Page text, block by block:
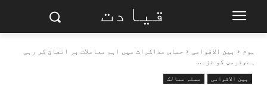
قیادت
ہوم بین الاقوامی
حماس مذاکرات میں اہم معاملات پر اتفاق کر رہی
ہے،ٹرمپ کو غزہ...
بین الاقوامی مسلم ممالک